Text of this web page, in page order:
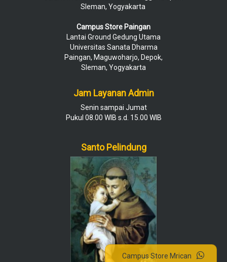
Sleman, Yogyakarta
Campus Store Paingan
Lantai Ground Gedung Utama
Universitas Sanata Dharma
Paingan, Maguwoharjo, Depok,
Sleman, Yogyakarta
Jam Layanan Admin
Senin sampai Jumat
Pukul 08.00 WIB s.d. 15.00 WIB
Santo Pelindung
Campus Store Mrican